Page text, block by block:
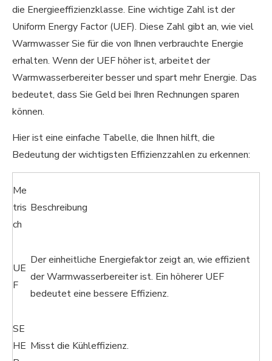
die Energieeffizienzklasse. Eine wichtige Zahl ist der
Uniform Energy Factor (UEF). Diese Zahl gibt an, wie viel
Warmwasser Sie für die von Ihnen verbrauchte Energie
erhalten. Wenn der UEF höher ist, arbeitet der
Warmwasserbereiter besser und spart mehr Energie. Das
bedeutet, dass Sie Geld bei Ihren Rechnungen sparen
können.
Hier ist eine einfache Tabelle, die Ihnen hilft, die
Bedeutung der wichtigsten Effizienzzahlen zu erkennen:
Me
tris
ch
Beschreibung
UE
F
Der einheitliche Energiefaktor zeigt an, wie effizient
der Warmwasserbereiter ist. Ein höherer UEF
bedeutet eine bessere Effizienz.
SE
HE Misst die Kühleffizienz.